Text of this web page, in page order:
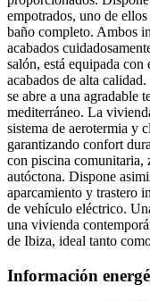
empotrados, uno de
baño completo. Ambos
acabados
salón, está equipada
acabados de alta
se abre a una agradable
mediterráneo. La
sistema de aerotermia y
garantizando confort
con piscina comunitaria,
autóctona. Dispone
aparcamiento y trastero
de vehículo eléctrico.
una vivienda
de Ibiza, ideal tanto
Información